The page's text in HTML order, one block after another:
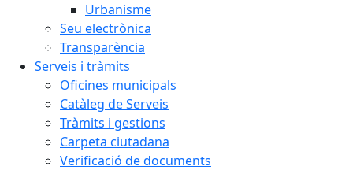
Urbanisme
Seu electrònica
Transparència
Serveis i tràmits
Oficines municipals
Catàleg de Serveis
Tràmits i gestions
Carpeta ciutadana
Verificació de documents